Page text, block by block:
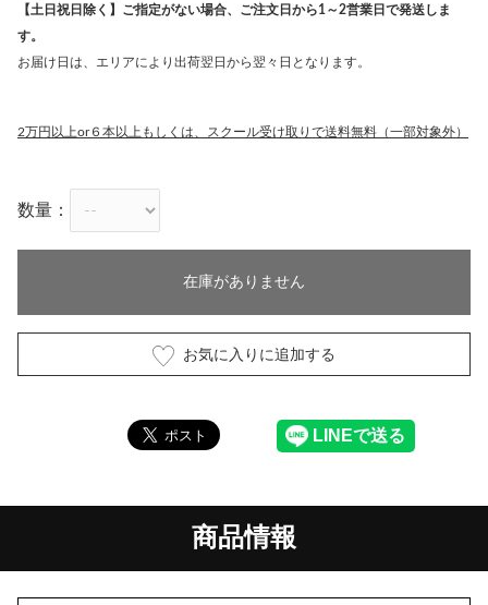
【土日祝日除く】ご指定がない場合、ご注文日から1～2営業日で発送しま
す。
お届け日は、エリアにより出荷翌日から翌々日となります。
2万円以上or６本以上もしくは、スクール受け取りで送料無料（一部対象外）
数量：
在庫がありません
お気に入りに追加する
商品情報